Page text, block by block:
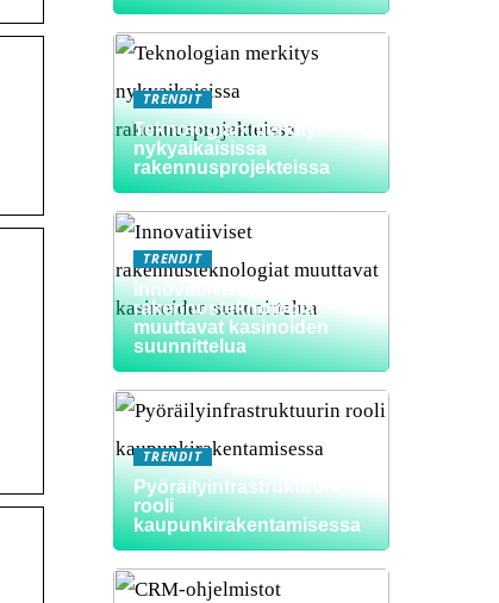
TRENDIT
Teknologian merkitys
nykyaikaisissa
rakennusprojekteissa
TRENDIT
Innovatiiviset
rakennusteknologiat
muuttavat kasinoiden
suunnittelua
TRENDIT
Pyöräilyinfrastruktuurin
rooli
kaupunkirakentamisessa